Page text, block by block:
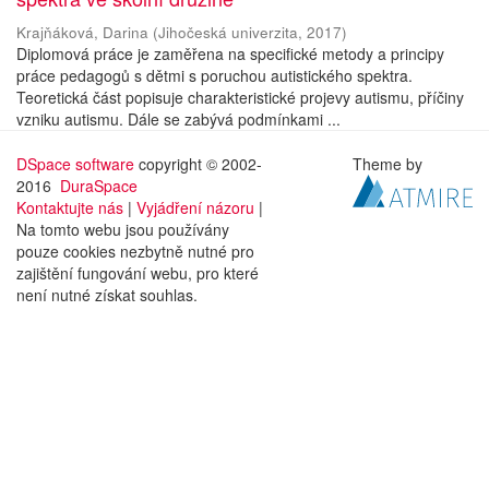
Krajňáková, Darina (Jihočeská univerzita, 2017)
Diplomová práce je zaměřena na specifické metody a principy
práce pedagogů s dětmi s poruchou autistického spektra.
Teoretická část popisuje charakteristické projevy autismu, příčiny
vzniku autismu. Dále se zabývá podmínkami ...
DSpace software copyright © 2002-
2016 DuraSpace
Kontaktujte nás | Vyjádření názoru |
Na tomto webu jsou používány
pouze cookies nezbytně nutné pro
zajištění fungování webu, pro které
není nutné získat souhlas.
Theme by